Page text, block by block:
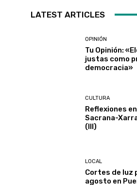
LATEST ARTICLES
OPINIÓN
Tu Opinión:
justas como
democracia»
CULTURA
Reflexiones
Sacrana-
(III)
LOCAL
Cortes de luz
agosto en